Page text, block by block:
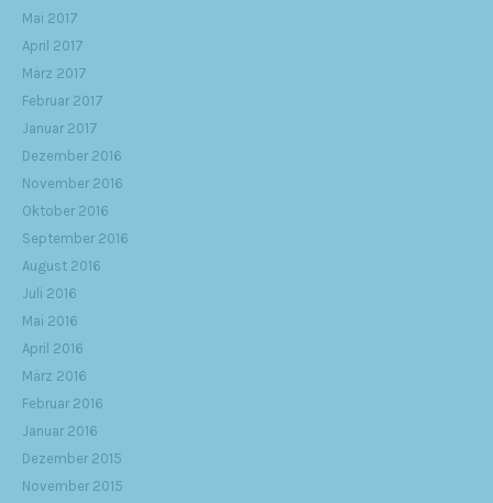
Mai 2017
April 2017
März 2017
Februar 2017
Januar 2017
Dezember 2016
November 2016
Oktober 2016
September 2016
August 2016
Juli 2016
Mai 2016
April 2016
März 2016
Februar 2016
Januar 2016
Dezember 2015
November 2015